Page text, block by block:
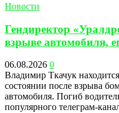
Новости
Гендиректор
взрыве автомобиля,
06.08.2026 0
Владимир Ткачук
состоянии после взрыва
автомобиля. Погиб
популярного телеграм-